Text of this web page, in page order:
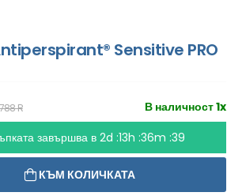
Sensitive PRO
В наличност 1x
R
завършва в 2d :13h :36m :38
КЪМ КОЛИЧКАТА